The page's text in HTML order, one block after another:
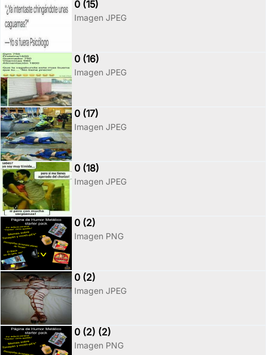
0 (15)
Imagen JPEG
0 (16)
Imagen JPEG
0 (17)
Imagen JPEG
0 (18)
Imagen JPEG
0 (2)
Imagen PNG
0 (2)
Imagen JPEG
0 (2) (2)
Imagen PNG